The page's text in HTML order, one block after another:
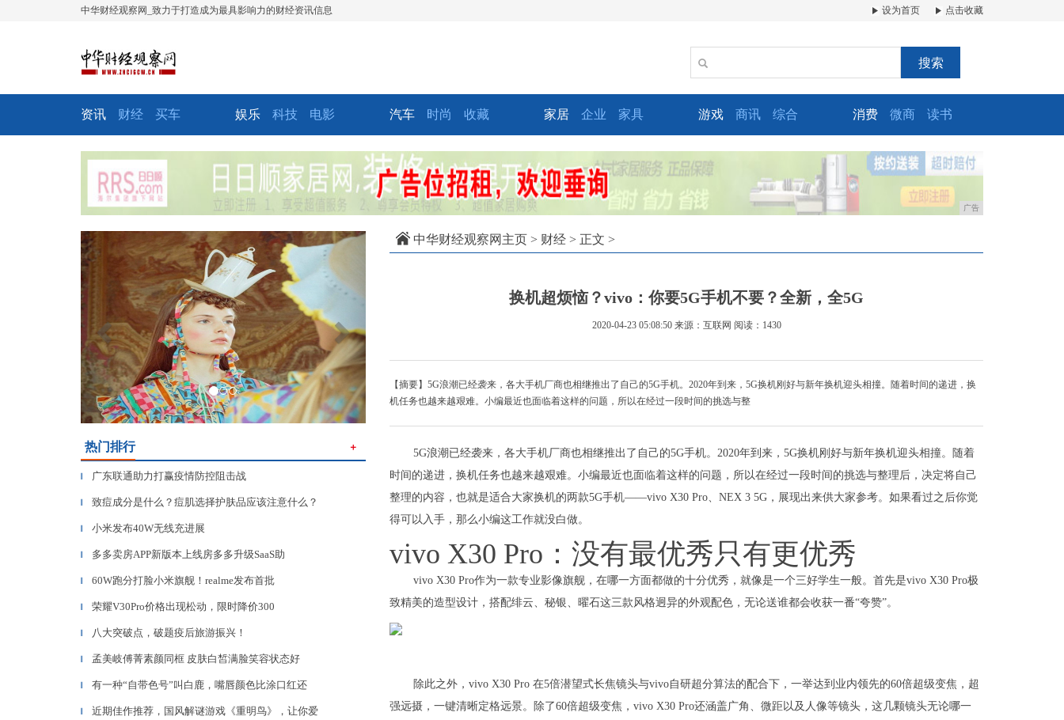
中华财经观察网_致力于打造成为最具影响力的财经资讯信息 设为首页 点击收藏
搜索
资讯 财经 买车 娱乐 科技 电影 汽车 时尚 收藏 家居 企业 家具 游戏 商讯 综合 消费 微商 读书
广告
Next
热门排行 ＋
▎ 广东联通助力打赢疫情防控阻击战
▎ 致痘成分是什么？痘肌选择护肤品应该注意什么？
▎ 小米发布40W无线充进展
▎ 多多卖房APP新版本上线房多多升级SaaS助
▎ 60W跑分打脸小米旗舰！realme发布首批
▎ 荣耀V30Pro价格出现松动，限时降价300
▎ 八大突破点，破题疫后旅游振兴！
▎ 孟美岐傅菁素颜同框 皮肤白皙满脸笑容状态好
▎ 有一种“自带色号”叫白鹿，嘴唇颜色比涂口红还
▎ 近期佳作推荐，国风解谜游戏《重明鸟》，让你爱
中华财经观察网主页 > 财经 > 正文 >
换机超烦恼？vivo：你要5G手机不要？全新，全5G
2020-04-23 05:08:50 来源：互联网 阅读：1430
【摘要】5G浪潮已经袭来，各大手机厂商也相继推出了自己的5G手机。2020年到来，5G换机刚好与新年换机迎头相撞。随着时间的递进，换
机任务也越来越艰难。小编最近也面临着这样的问题，所以在经过一段时间的挑选与整
5G浪潮已经袭来，各大手机厂商也相继推出了自己的5G手机。2020年到来，5G换机刚好与新年换机迎头相撞。随着
时间的递进，换机任务也越来越艰难。小编最近也面临着这样的问题，所以在经过一段时间的挑选与整理后，决定将自己
整理的内容，也就是适合大家换机的两款5G手机——vivo X30 Pro、NEX 3 5G，展现出来供大家参考。如果看过之后你觉
得可以入手，那么小编这工作就没白做。
vivo X30 Pro：没有最优秀只有更优秀
vivo X30 Pro作为一款专业影像旗舰，在哪一方面都做的十分优秀，就像是一个三好学生一般。首先是vivo X30 Pro极
致精美的造型设计，搭配绯云、秘银、曜石这三款风格迥异的外观配色，无论送谁都会收获一番“夸赞”。
除此之外，vivo X30 Pro 在5倍潜望式长焦镜头与vivo自研超分算法的配合下，一举达到业内领先的60倍超级变焦，超
强远摄，一键清晰定格远景。除了60倍超级变焦，vivo X30 Pro还涵盖广角、微距以及人像等镜头，这几颗镜头无论哪一